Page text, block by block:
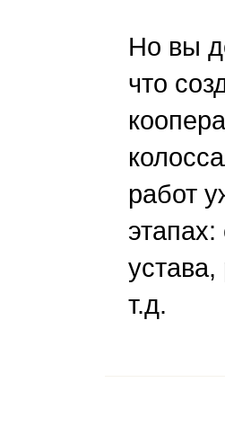
Но вы
что
работ
устава,
т.д.